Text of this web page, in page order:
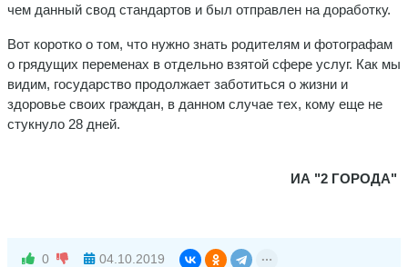
чем данный свод стандартов и был отправлен на доработку.
Вот коротко о том, что нужно знать родителям и фотографам
о грядущих переменах в отдельно взятой сфере услуг. Как мы
видим, государство продолжает заботиться о жизни и
здоровье своих граждан, в данном случае тех, кому еще не
стукнуло 28 дней.
ИА "2 ГОРОДА"
0 04.10.2019